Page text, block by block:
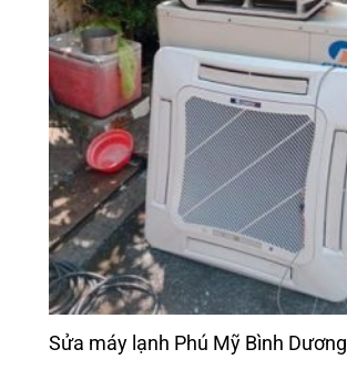
Sửa máy lạnh Phú Mỹ Bình Dương